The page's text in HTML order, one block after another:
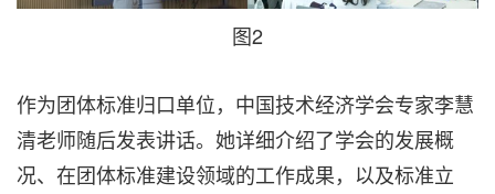
图2
作为团体标准归口单位， 中国技术经济学会专家李慧
清老师随后发表讲话。她详细介绍了学会的发展概
况、在团体标准建设领域的工作成果，以及标准立